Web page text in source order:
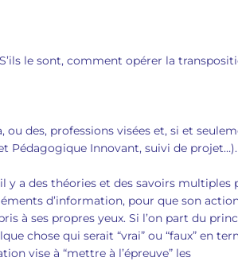
le sont, comment opérer la
des, professions visées et, si et
Pédagogique Innovant, suivi de projet…).
a des théories et des savoirs multiples
d’information, pour que son
à ses propres yeux. Si l’on part du
chose qui serait “vrai” ou “faux” en
vise à “mettre à l’épreuve” les